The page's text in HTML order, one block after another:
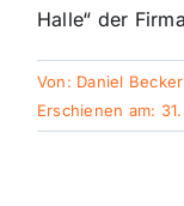
Halle“ der
Von: Daniel Becker
Erschienen am: